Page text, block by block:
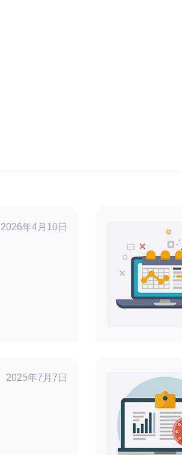
2026年4月10日
2025年7月7日